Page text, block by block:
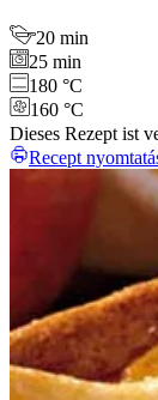
20 min
25 min
180 °C
160 °C
Dieses Rezept ist
Recept